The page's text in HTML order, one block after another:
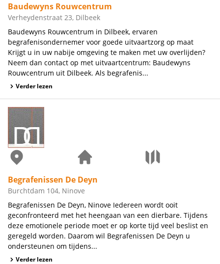
Baudewyns Rouwcentrum
Verheydenstraat 23, Dilbeek
Baudewyns Rouwcentrum in Dilbeek, ervaren
begrafenisondernemer voor goede uitvaartzorg op maat
Krijgt u in uw nabije omgeving te maken met uw overlijden?
Neem dan contact op met uitvaartcentrum: Baudewyns
Rouwcentrum uit Dilbeek. Als begrafenis...
Verder lezen
Begrafenissen De Deyn
Burchtdam 104, Ninove
Begrafenissen De Deyn, Ninove Iedereen wordt ooit
geconfronteerd met het heengaan van een dierbare. Tijdens
deze emotionele periode moet er op korte tijd veel beslist en
geregeld worden. Daarom wil Begrafenissen De Deyn u
ondersteunen om tijdens...
Verder lezen